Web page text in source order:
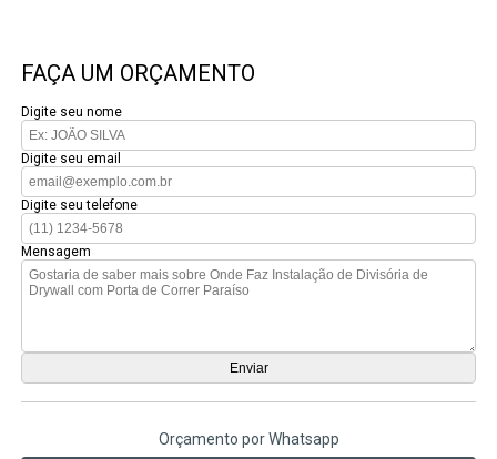
FAÇA UM ORÇAMENTO
Digite seu nome
Digite seu email
Digite seu telefone
Mensagem
Orçamento por Whatsapp